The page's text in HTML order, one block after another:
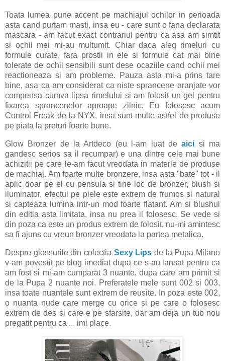
Toata lumea pune accent pe machiajul ochilor in perioada
asta cand purtam masti, insa eu - care sunt o fana declarata
mascara - am facut exact contrariul pentru ca asa am simtit
si ochii mei mi-au multumit. Chiar daca aleg rimeluri cu
formule curate, fara prostii in ele si formule cat mai bine
tolerate de ochii sensibili sunt dese ocaziile cand ochii mei
reactioneaza si am probleme. Pauza asta mi-a prins tare
bine, asa ca am considerat ca niste sprancene aranjate vor
compensa cumva lipsa rimelului si am folosit un gel pentru
fixarea sprancenelor aproape zilnic. Eu folosesc acum
Control Freak de la NYX, insa sunt multe astfel de produse
pe piata la preturi foarte bune.
Glow Bronzer de la Artdeco (eu l-am luat deaici si ma
gandesc serios sa il recumpar) e una dintre cele mai bune
achizitii pe care le-am facut vreodata in materie de produse
de machiaj. Am foarte multe bronzere, insa asta "bate" tot - il
aplic doar pe el cu pensula si tine loc de bronzer, blush si
iluminator, efectul pe piele este extrem de frumos si natural
si capteaza lumina intr-un mod foarte flatant. Am si blushul
din editia asta limitata, insa nu prea il folosesc. Se vede si
din poza ca este un produs extrem de folosit, nu-mi amintesc
sa fi ajuns cu vreun bronzer vreodata la partea metalica.
Despre glossurile din colectia Sexy Lips de la Pupa Milano
v-am povestit pe blog imediat dupa ce s-au lansat pentru ca
am fost si mi-am cumparat 3 nuante, dupa care am primit si
de la Pupa 2 nuante noi. Preferatele mele sunt 002 si 003,
insa toate nuantele sunt extrem de reusite. In poza este 002,
o nuanta nude care merge cu orice si pe care o folosesc
extrem de des si care e pe sfarsite, dar am deja un tub nou
pregatit pentru ca ... imi place.